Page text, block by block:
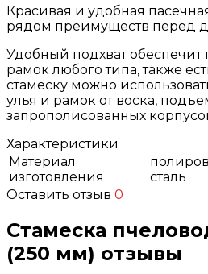
Красивая и удобная
рядом преимуществ перед
Удобный подхват обеспечит
рамок любого типа, также
стамеску можно
улья и рамок от воска,
запрополисованных
Характеристики
Материал
изготовления
сталь
Оставить отзыв 0
Стамеска
(250 мм) отзывы